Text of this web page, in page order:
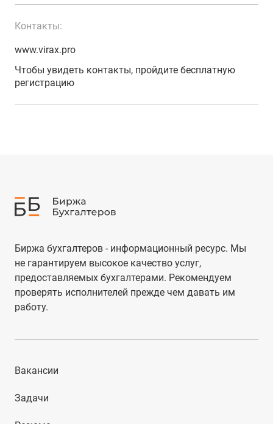
Контакты:
www.virax.pro
Чтобы увидеть контакты, пройдите бесплатную
регистрацию
Биржа бухгалтеров - информационный ресурс. Мы
не гарантируем высокое качество услуг,
предоставляемых бухгалтерами. Рекомендуем
проверять исполнителей прежде чем давать им
работу.
Вакансии
Задачи